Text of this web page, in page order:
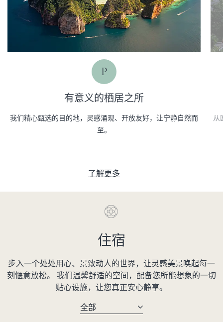
P
有意义的栖居之所
我们精心甄选的目的地，灵感涌现、开放友好，让宁静自然而
至。
了解更多
从
住宿
步入一个处处用心、景致动人的世界，让灵感美景唤起每一
刻惬意放松。 我们温馨舒适的空间，配备您所能想象的一切
贴心设施，让您真正安心静享。